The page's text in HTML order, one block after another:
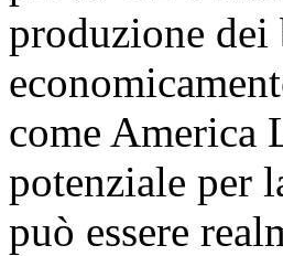
produzione dei
come America
potenziale per
può essere